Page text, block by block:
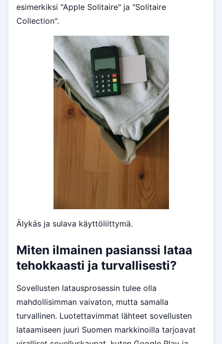
esimerkiksi "Apple Solitaire" ja "Solitaire
Collection".
Älykäs ja sulava käyttöliittymä.
Miten ilmainen pasianssi lataa
tehokkaasti ja turvallisesti?
Sovellusten latausprosessin tulee olla
mahdollisimman vaivaton, mutta samalla
turvallinen. Luotettavimmat lähteet sovellusten
lataamiseen juuri Suomen markkinoilla tarjoavat